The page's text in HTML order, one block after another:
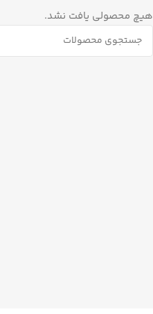
هیچ محصولی یافت نشد.